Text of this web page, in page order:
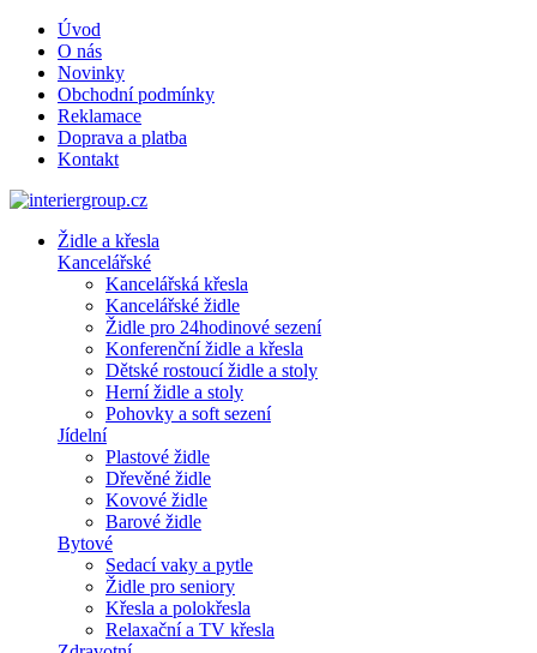
Úvod
O nás
Novinky
Obchodní podmínky
Reklamace
Doprava a platba
Kontakt
Židle a křesla
Kancelářské
Kancelářská křesla
Kancelářské židle
Židle pro 24hodinové sezení
Konferenční židle a křesla
Dětské rostoucí židle a stoly
Herní židle a stoly
Pohovky a soft sezení
Jídelní
Plastové židle
Dřevěné židle
Kovové židle
Barové židle
Bytové
Sedací vaky a pytle
Židle pro seniory
Křesla a polokřesla
Relaxační a TV křesla